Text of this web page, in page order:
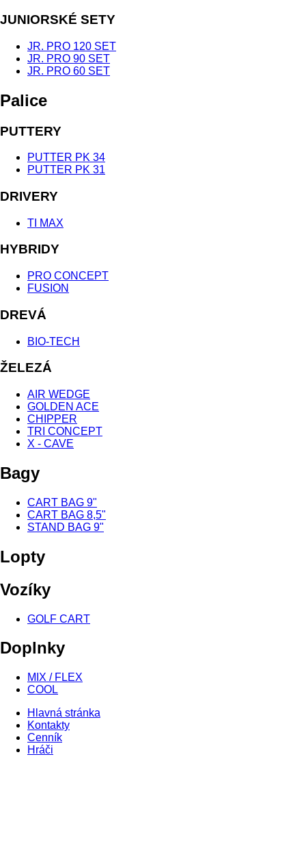
JUNIORSKÉ SETY
JR. PRO 120 SET
JR. PRO 90 SET
JR. PRO 60 SET
Palice
PUTTERY
PUTTER PK 34
PUTTER PK 31
DRIVERY
TI MAX
HYBRIDY
PRO CONCEPT
FUSION
DREVÁ
BIO-TECH
ŽELEZÁ
AIR WEDGE
GOLDEN ACE
CHIPPER
TRI CONCEPT
X - CAVE
Bagy
CART BAG 9"
CART BAG 8,5"
STAND BAG 9"
Lopty
Vozíky
GOLF CART
Doplnky
MIX / FLEX
COOL
Hlavná stránka
Kontakty
Cenník
Hráči